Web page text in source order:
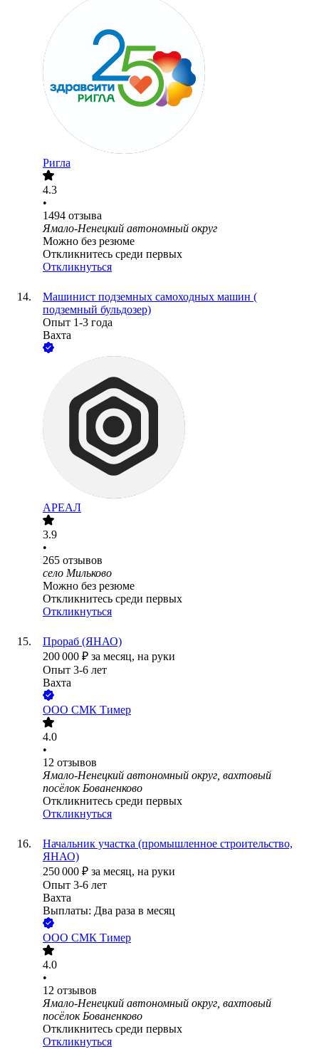
Ригла
4.3
•
1494 отзыва
Ямало-Ненецкий автономный округ
Можно без резюме
Откликнитесь среди первых
Откликнуться
Машинист подземных самоходных машин (
подземный бульдозер)
Опыт 1-3 года
Вахта
АРЕАЛ
3.9
•
265 отзывов
село Мильково
Можно без резюме
Откликнитесь среди первых
Откликнуться
Прораб (ЯНАО)
200 000 ₽ за месяц, на руки
Опыт 3-6 лет
Вахта
ООО СМК Тимер
4.0
•
12 отзывов
Ямало-Ненецкий автономный округ, вахтовый
посёлок Бованенково
Откликнитесь среди первых
Откликнуться
Начальник участка (промышленное строительство,
ЯНАО)
250 000 ₽ за месяц, на руки
Опыт 3-6 лет
Вахта
Выплаты: Два раза в месяц
ООО СМК Тимер
4.0
•
12 отзывов
Ямало-Ненецкий автономный округ, вахтовый
посёлок Бованенково
Откликнитесь среди первых
Откликнуться